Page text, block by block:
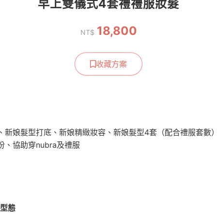
早上雙儀式4套禮禮服妝髮
NT$ 18,800
收藏方案
新娘髮型打底、新娘精緻妝容、新娘髮型4套（配合禮服套數
、協助穿nubra及禮服
態